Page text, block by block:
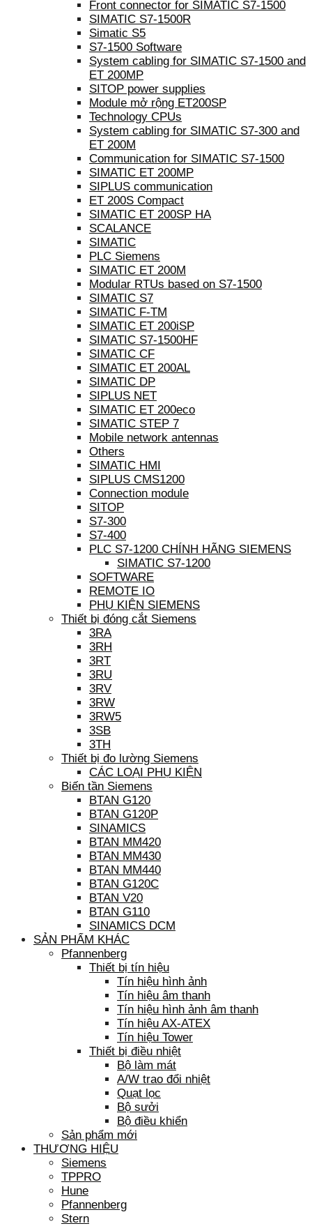
Front connector for SIMATIC S7-1500
SIMATIC S7-1500R
Simatic S5
S7-1500 Software
System cabling for SIMATIC S7-1500 and
ET 200MP
SITOP power supplies
Module mở rộng ET200SP
Technology CPUs
System cabling for SIMATIC S7-300 and
ET 200M
Communication for SIMATIC S7-1500
SIMATIC ET 200MP
SIPLUS communication
ET 200S Compact
SIMATIC ET 200SP HA
SCALANCE
SIMATIC
PLC Siemens
SIMATIC ET 200M
Modular RTUs based on S7-1500
SIMATIC S7
SIMATIC F-TM
SIMATIC ET 200iSP
SIMATIC S7-1500HF
SIMATIC CF
SIMATIC ET 200AL
SIMATIC DP
SIPLUS NET
SIMATIC ET 200eco
SIMATIC STEP 7
Mobile network antennas
Others
SIMATIC HMI
SIPLUS CMS1200
Connection module
SITOP
S7-300
S7-400
PLC S7-1200 CHÍNH HÃNG SIEMENS
SIMATIC S7-1200
SOFTWARE
REMOTE IO
PHỤ KIỆN SIEMENS
Thiết bị đóng cắt Siemens
3RA
3RH
3RT
3RU
3RV
3RW
3RW5
3SB
3TH
Thiết bị đo lường Siemens
CÁC LOẠI PHỤ KIỆN
Biến tần Siemens
BTAN G120
BTAN G120P
SINAMICS
BTAN MM420
BTAN MM430
BTAN MM440
BTAN G120C
BTAN V20
BTAN G110
SINAMICS DCM
SẢN PHẨM KHÁC
Pfannenberg
Thiết bị tín hiệu
Tín hiệu hình ảnh
Tín hiệu âm thanh
Tín hiệu hình ảnh âm thanh
Tín hiệu AX-ATEX
Tín hiệu Tower
Thiết bị điều nhiệt
Bộ làm mát
A/W trao đổi nhiệt
Quạt lọc
Bộ sưởi
Bộ điều khiển
Sản phẩm mới
THƯƠNG HIỆU
Siemens
TPPRO
Hune
Pfannenberg
Stern